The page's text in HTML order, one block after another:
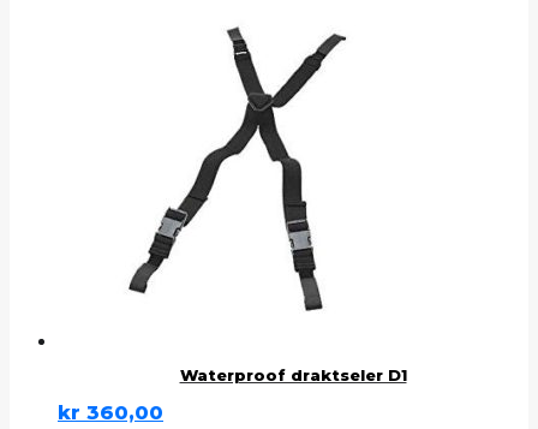
Waterproof draktseler D1
kr 360,00